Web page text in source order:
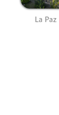
La Paz